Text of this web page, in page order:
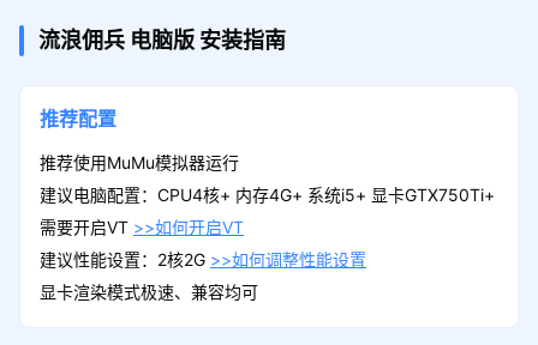
流浪佣兵 电脑版 安装指南
推荐配置
推荐使用MuMu模拟器运行
建议电脑配置：CPU4核+ 内存4G+ 系统i5+ 显卡GTX750Ti+
需要开启VT >>如何开启VT
建议性能设置：2核2G >>如何调整性能设置
显卡渲染模式极速、兼容均可